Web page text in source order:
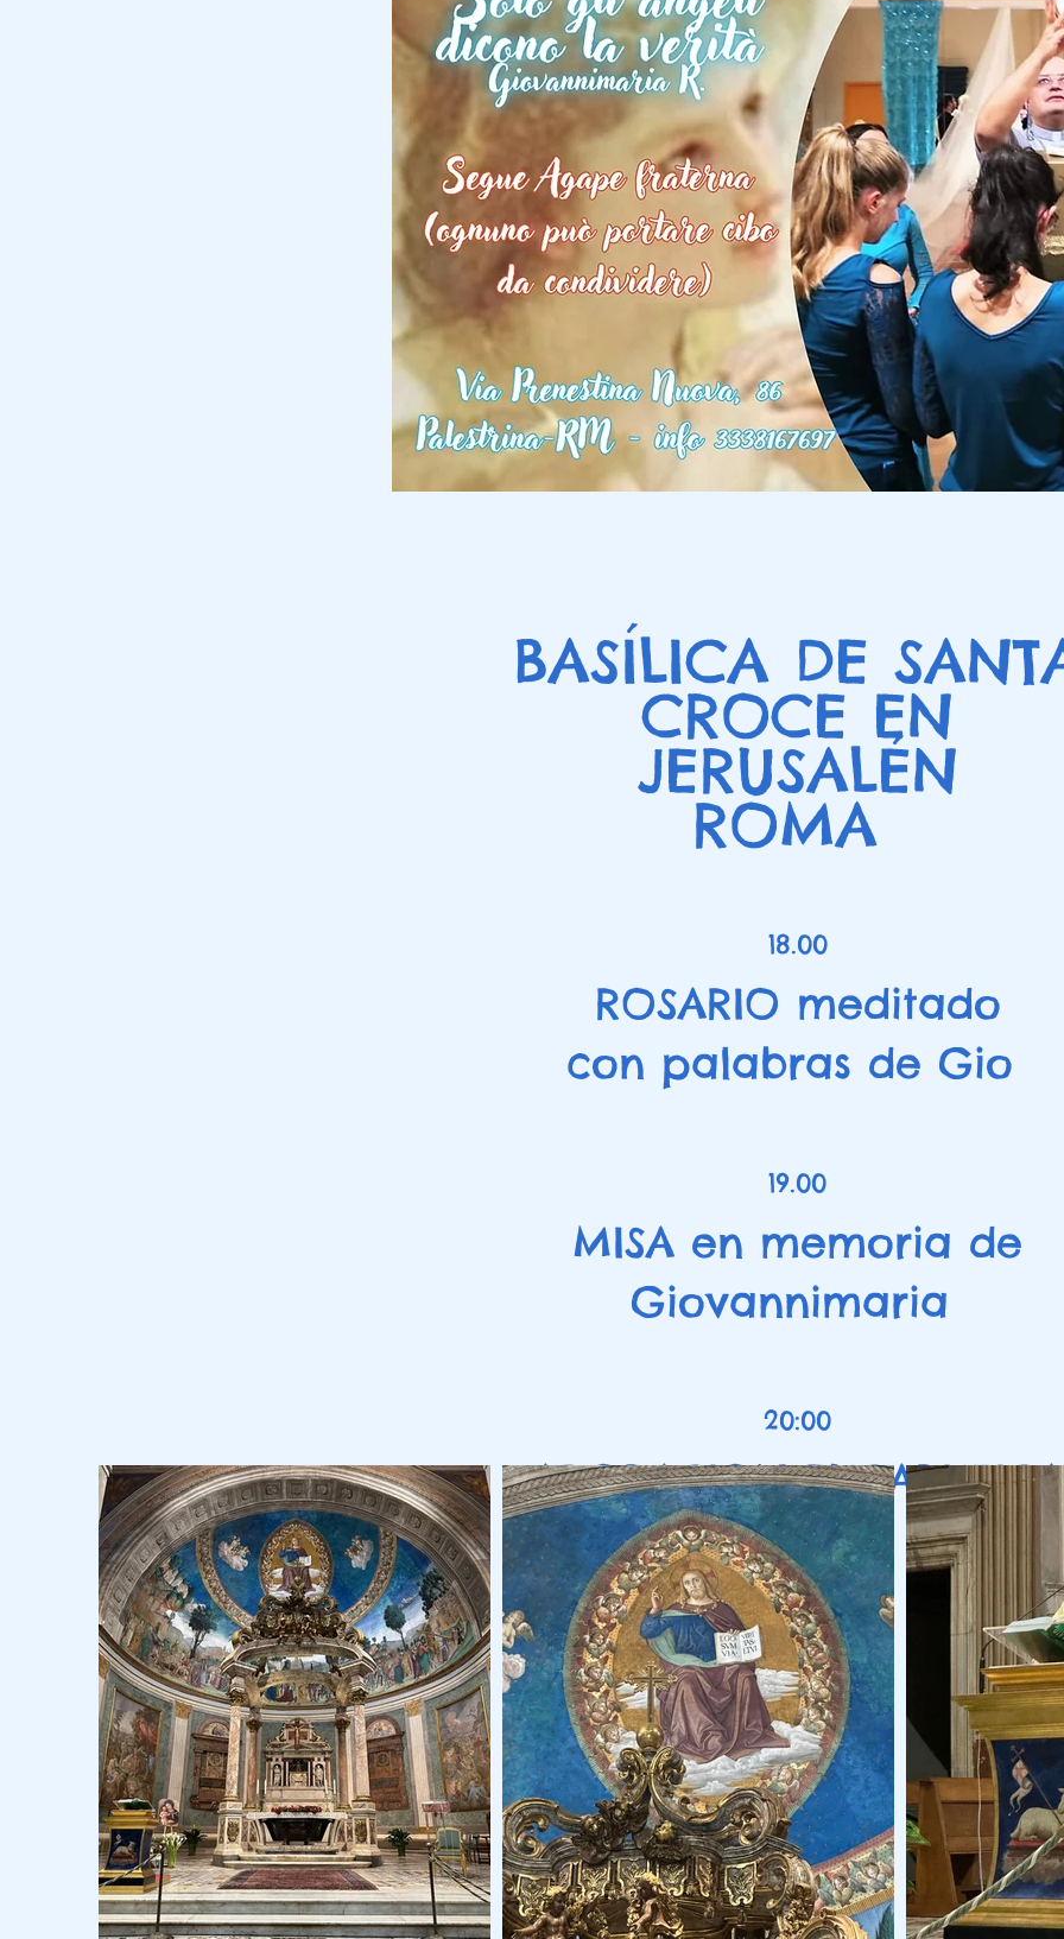
BASÍLICA DE
CROCE EN
JERUSALÉN
ROMA
18.00
ROSARIO meditado
con palabras de Gio
19.00
MISA en memoria de
Giovannimaria
20:00
ADORACION EUCARISTICA